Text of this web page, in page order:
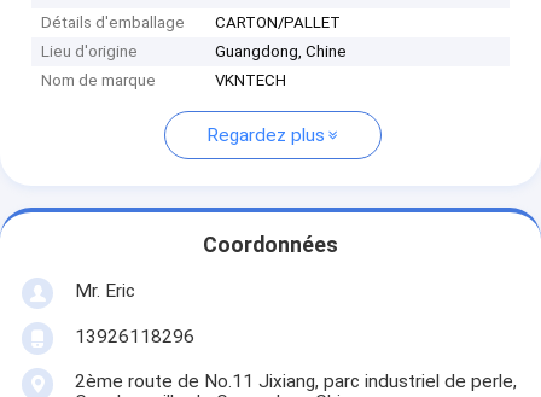
Détails d'emballage
CARTON/PALLET
Lieu d'origine
Guangdong, Chine
Nom de marque
VKNTECH
Regardez plus
Coordonnées
Mr. Eric
13926118296
2ème route de No.11 Jixiang, parc industriel de perle,